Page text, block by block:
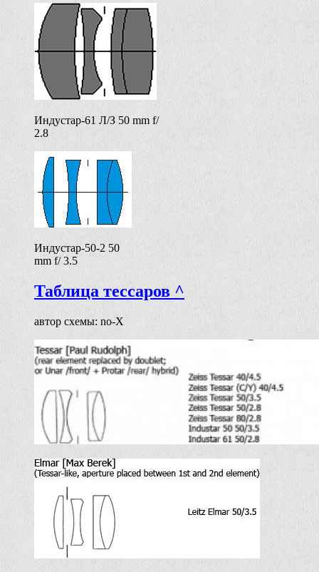
Индустар-61 Л/З 50 mm f/
2.8
Индустар-50-2 50
mm f/ 3.5
Таблица тессаров ^
автор схемы: no-X